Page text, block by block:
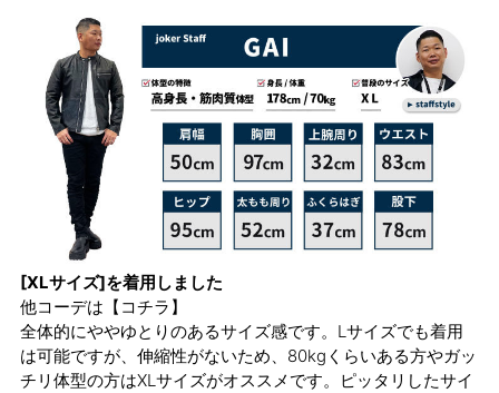
[XLサイズ]を着用しました
他コーデは 【コチラ】
全体的にややゆとりのあるサイズ感です。Lサイズでも着用
は可能ですが、伸縮性がないため、80kgくらいある方やガッ
チリ体型の方はXLサイズがオススメです。ピッタリしたサイ